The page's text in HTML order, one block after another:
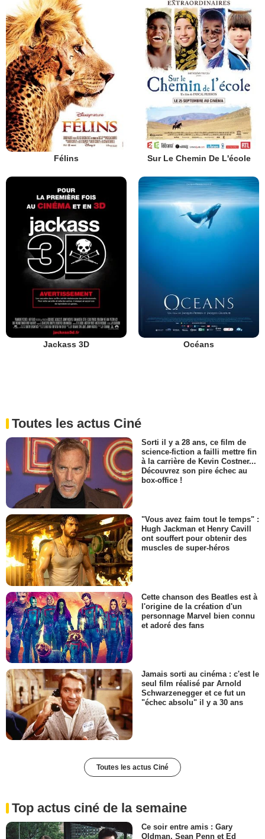
Félins Sur Le Chemin De L'école
Jackass 3D Océans
Toutes les actus Ciné
Sorti il y a 28 ans, ce film de
science-fiction a failli mettre fin
à la carrière de Kevin Costner...
Découvrez son pire échec au
box-office !
"Vous avez faim tout le temps" :
Hugh Jackman et Henry Cavill
ont souffert pour obtenir des
muscles de super-héros
Cette chanson des Beatles est à
l'origine de la création d'un
personnage Marvel bien connu
et adoré des fans
Jamais sorti au cinéma : c'est le
seul film réalisé par Arnold
Schwarzenegger et ce fut un
"échec absolu" il y a 30 ans
Toutes les actus Ciné
Top actus ciné de la semaine
Ce soir entre amis : Gary
Oldman, Sean Penn et Ed